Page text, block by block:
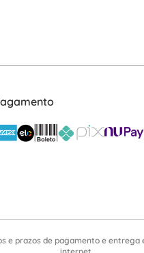
e prazos de pagamento e